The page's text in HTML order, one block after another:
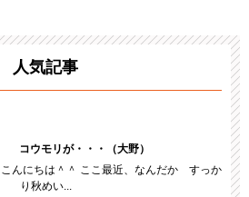
人気記事
コウモリが・・・（大野）
んにちは＾＾ ここ最近、なんだか すっか
り秋めい...